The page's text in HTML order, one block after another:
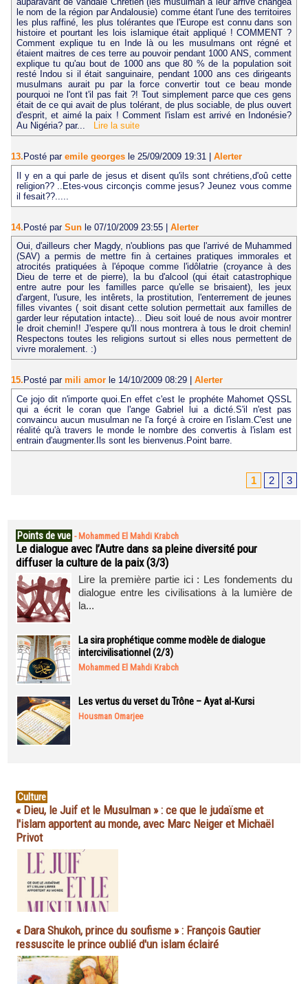
le nom de la région par Andalousie) comme étant l'une des territoires
les plus raffiné, les plus tolérantes que l'Europe est connu dans son
histoire et pourtant les lois islamique était appliqué ! COMMENT ?
Comment explique tu en Inde là ou les musulmans ont régné et
étaient maitres de ces terre au pouvoir pendant 1000 ANS, comment
explique tu qu'au bout de 1000 ans que 80 % de la population soit
resté Indou si il était sanguinaire, pendant 1000 ans ces dirigeants
musulmans aurait pu par la force convertir tout ce beau monde
pourquoi ne l'ont t'il pas fait ?! Tout simplement parce que ces gens
était de ce qui avait de plus tolérant, de plus sociable, de plus ouvert
d'esprit, et aimé la paix ! Comment l'islam est arrivé en Indonésie?
Au Nigéria? par...
Lire la suite
13. Posté par emile georges le 25/09/2009 19:31
Alerter
Il y en a qui parle de jesus et disent qu'ils sont chrétiens,d'oû cette
religion?? ..Etes-vous circonçis comme jesus? Jeunez vous comme
il fesait??.....
14.Posté par Sun le 07/10/2009 23:55 | Alerter
Oui, d'ailleurs cher Magdy, n'oublions pas que l'arrivé de Muhammed
(SAV) a permis de mettre fin à certaines pratiques immorales et
atrocités pratiquées à l'époque comme l'idôlatrie (croyance à des
Dieu de terre et de pierre), la bu d'alcool (qui était catastrophique
entre autre pour les familles parce qu'elle se brisaient), les jeux
d'argent, l'usure, les intêrets, la prostitution, l'enterrement de jeunes
filles vivantes ( soit disant cette solution permettait aux familles de
garder leur réputation intacte)... Dieu soit loué de nous avoir montrer
le droit chemin!! J'espere qu'Il nous montrera à tous le droit chemin!
Respectons toutes les religions surtout si elles nous permettent de
vivre moralement. :)
15. Posté par mili amor le 14/10/2009 08:29
Alerter
Ce jojo dit n'importe quoi.En effet c'est le prophéte Mahomet QSSL
qui a écrit le coran que l'ange Gabriel lui a dicté.S'il n'est pas
convaincu aucun musulman ne l'a forçé à croire en l'islam.C'est une
réalité qu'à travers le monde le nombre des convertis à l'islam est
entrain d'augmenter.Ils sont les bienvenus.Point barre.
1 2 3
Points de vue - Mohammed El Mahdi Krabch
Le dialogue avec l’Autre dans sa pleine diversité pour
diffuser la culture de la paix (3/3)
Lire la première partie ici : Les fondements du
dialogue entre les civilisations à la lumière de
la...
La sira prophétique comme modèle de dialogue
intercivilisationnel (2/3)
Mohammed El Mahdi Krabch
Les vertus du verset du Trône – Ayat al-Kursi
Housman Omarjee
Culture
« Dieu, le Juif et le Musulman » : ce que le judaïsme et
l'islam apportent au monde, avec Marc Neiger et Michaël
Privot
« Dara Shukoh, prince du soufisme » : François Gautier
ressuscite le prince oublié d'un islam éclairé